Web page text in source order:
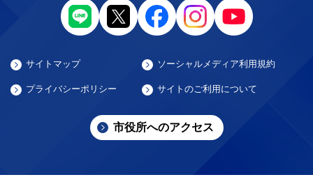
サイトマップ ソーシャルメディア利用規約
プライバシーポリシー サイトのご利用について
市役所へのアクセス